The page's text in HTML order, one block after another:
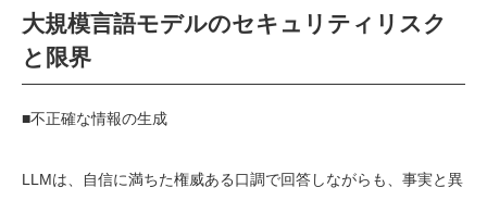
大規模言語モデルのセキュリティリスク
と限界
■不正確な情報の生成
LLMは、自信に満ちた権威ある口調で回答しながらも、事実と異